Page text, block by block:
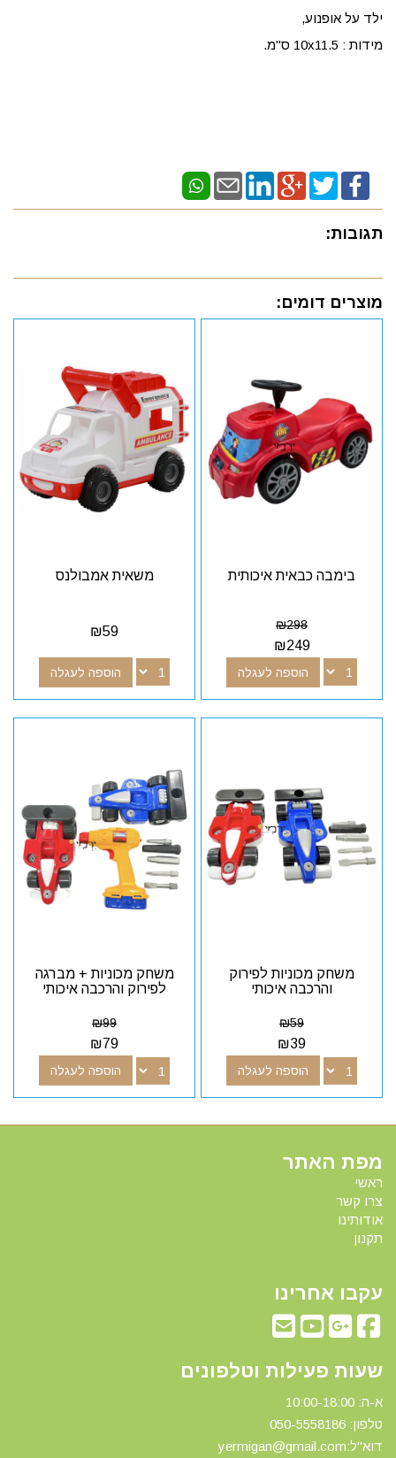
ילד על אופנוע,
מידות : 10x11.5 ס"מ.
תגובות:
מוצרים דומים:
בימבה כבאית איכותית
₪298
₪249
הוספה לעגלה
משאית אמבולנס
₪59
הוספה לעגלה
משחק מכוניות לפירוק
והרכבה איכותי
₪59
₪39
הוספה לעגלה
משחק מכוניות + מברגה
לפירוק והרכבה איכותי
₪99
₪79
הוספה לעגלה
מפת האתר
ראשי
צרו קשר
אודותינו
תקנון
עקבו אחרינו
שעות פעילות וטלפונים
א-ה: 10:00-18:00
טלפון: 0 50-5558186
דוא"ל:yermigan@gmail.com